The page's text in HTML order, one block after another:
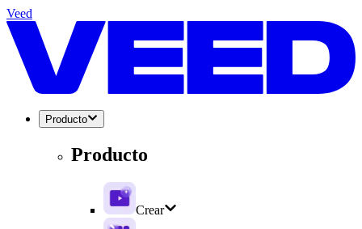
Veed
Producto
Producto
Crear